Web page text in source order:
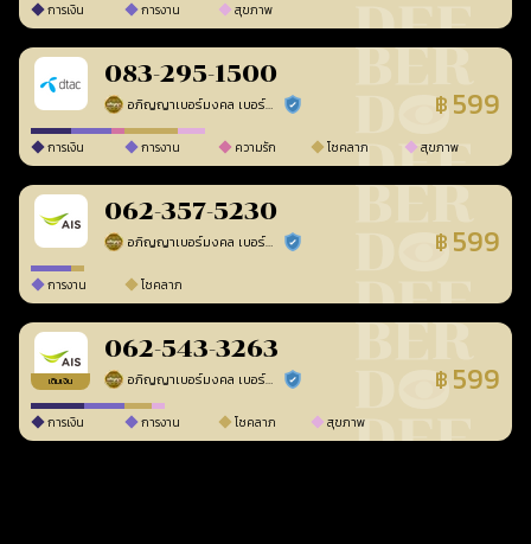
การเงิน การงาน สุขภาพ
083-295-1500
อภิญญาเบอร์มงคล เบอร์สวยเลขศาสตร์ ร้านยืนยันแล้ว ฿ 599
การเงิน การงาน ความรัก โชคลาภ สุขภาพ
062-357-5230
อภิญญาเบอร์มงคล เบอร์สวยเลขศาสตร์ ร้านยืนยันแล้ว ฿ 599
การงาน โชคลาภ
เติมเงิน
062-543-3263
อภิญญาเบอร์มงคล เบอร์สวยเลขศาสตร์ ร้านยืนยันแล้ว ฿ 599
การเงิน การงาน โชคลาภ สุขภาพ